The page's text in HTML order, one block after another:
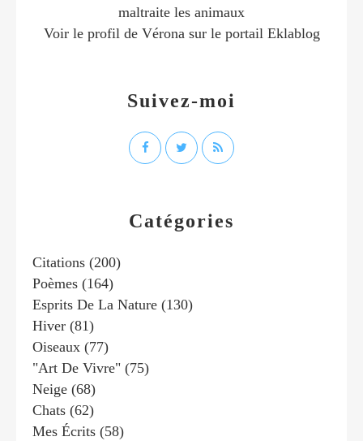
Catégories
Citations (200)
Poèmes (164)
Esprits De La Nature (130)
Hiver (81)
Oiseaux (77)
"art De Vivre" (75)
Neige (68)
Chats (62)
Mes Écrits (58)
Suivez-moi
maltraite les animaux
Voir le profil de Vérona sur le portail Eklablog